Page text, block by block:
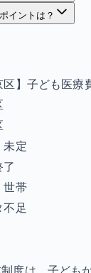
イントは？
区】子ども医療
未定
了
世帯
不足